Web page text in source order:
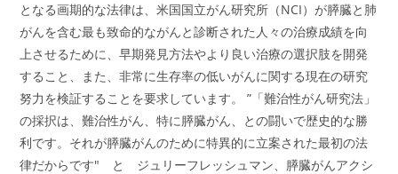
となる画期的な法律は、米国国立がん研究所（NCI）が膵臓と肺
がんを含む最も致命的ながんと診断された人々の治療成績を向
上させるために、早期発見方法やより良い治療の選択肢を開発
すること、また、非常に生存率の低いがんに関する現在の研究
努力を検証することを要求しています。 ”「難治性がん研究法」
の採択は、難治性がん、特に膵臓がん、との闘いで歴史的な勝
利です。それが膵臓がんのために特異的に立案された最初の法
律だからです" と ジュリーフレッシュマン、膵臓がんアクシ